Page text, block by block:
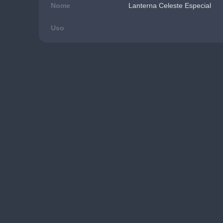
Nome Lanterna Celeste Especial
Uso